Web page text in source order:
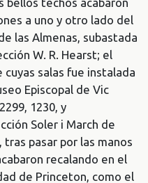
a uno y otro lado del
las Almenas, subastada
W. R. Hearst; el
cuyas salas fue instalada
Episcopal de Vic
1230, y
Soler i March de
pasar por las manos
recalando en el
de Princeton, como el